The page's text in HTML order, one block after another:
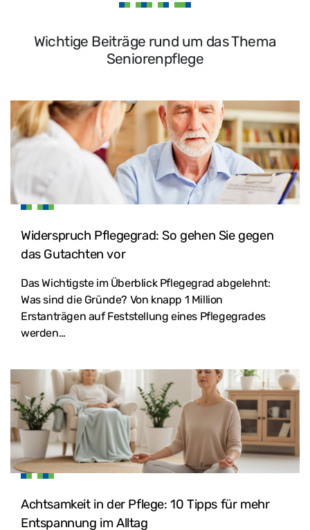
Wichtige Beiträge rund um das Thema
Seniorenpflege
Widerspruch Pflegegrad: So gehen Sie gegen
das Gutachten vor
Das Wichtigste im Überblick Pflegegrad abgelehnt:
Was sind die Gründe? Von knapp 1 Million
Erstanträgen auf Feststellung eines Pflegegrades
werden…
Achtsamkeit in der Pflege: 10 Tipps für mehr
Entspannung im Alltag